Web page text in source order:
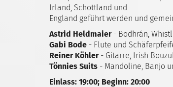
Irland, Schottland und
England geführt werden und
Astrid Heldmaier- Bodhrán,
Gabi Bode - Flute und
Reiner Köhler- Gitarre, Irish
Tönnies Suits - Mandoline, Banjo
Einlass: 19:00; Beginn: 20:00